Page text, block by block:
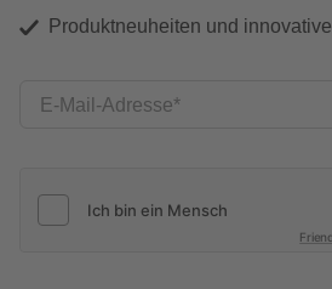
Produktneuheiten und
E-Mail-Adresse